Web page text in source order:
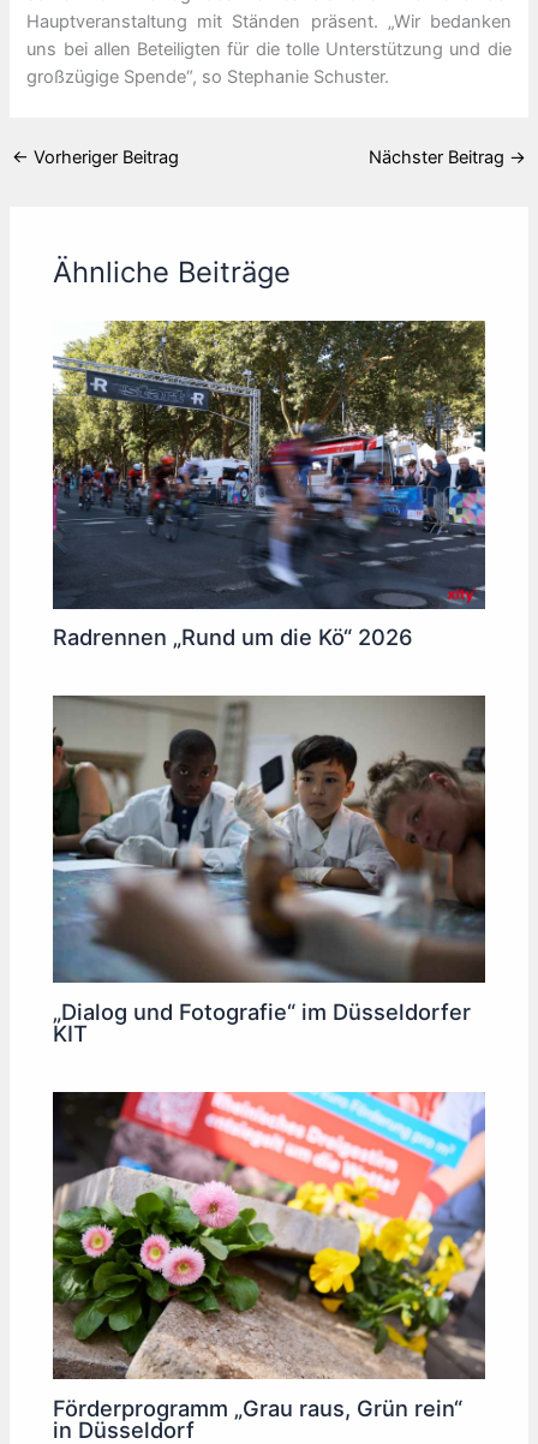
Hauptveranstaltung mit Ständen präsent. „Wir bedanken
uns bei allen Beteiligten für die tolle Unterstützung und die
großzügige Spende“, so Stephanie Schuster.
← Vorheriger Beitrag Nächster Beitrag →
Ähnliche Beiträge
Radrennen „Rund um die Kö“ 2026
„Dialog und Fotografie“ im Düsseldorfer
KIT
Förderprogramm „Grau raus, Grün rein“
in Düsseldorf